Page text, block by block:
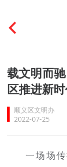
首页
文明创建
文明实践
未成年人思
载文明而
区推进新
顺义区文明办
2022-07-25
一场场